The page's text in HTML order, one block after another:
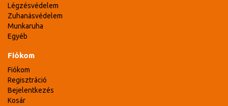
Légzésvédelem
Zuhanásvédelem
Munkaruha
Egyéb
Fiókom
Fiókom
Regisztráció
Bejelentkezés
Kosár